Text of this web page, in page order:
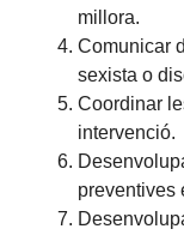
millora.
Comunicar
sexista o
Coordinar
intervenció.
preventives